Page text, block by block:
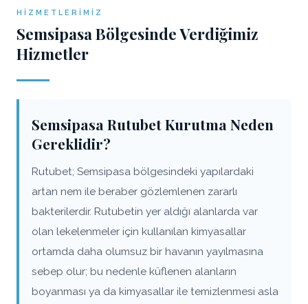
HIZMETLERIMIZ
Semsipasa Bölgesinde Verdiğimiz
Hizmetler
Semsipasa Rutubet Kurutma Neden
Gereklidir?
Rutubet; Semsipasa bölgesindeki yapılardaki
artan nem ile beraber gözlemlenen zararlı
bakterilerdir. Rutubetin yer aldığı alanlarda var
olan lekelenmeler için kullanılan kimyasallar
ortamda daha olumsuz bir havanın yayılmasına
sebep olur; bu nedenle küflenen alanların
boyanması ya da kimyasallar ile temizlenmesi asla